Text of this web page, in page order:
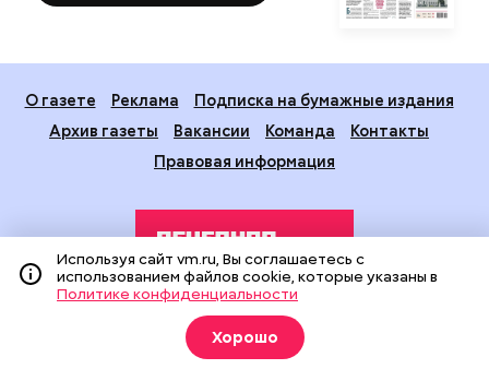
О газете Реклама
Подписка на бумажные издания
Архив газеты
Вакансии Команда
Контакты
Правовая информация
Издание создано при финансовой поддержке Департамента
средств массовой информации и рекламы города Москвы.
На сайте применяются рекомендательные технологии
Используя сайт vm.ru, Вы соглашаетесь с
использованием файлов cookie, которые указаны в
Политике конфиденциальности
Хорошо